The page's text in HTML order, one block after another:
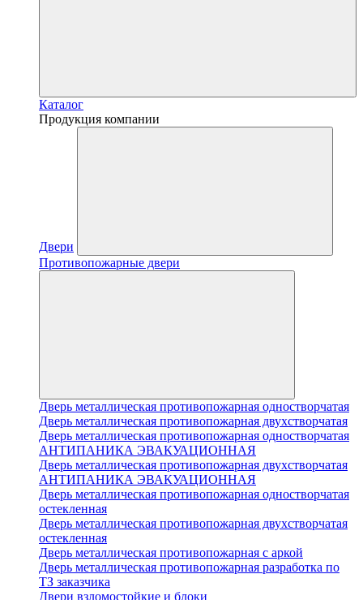
Каталог
Продукция компании
Двери
Противопожарные двери
Дверь металлическая противопожарная одностворчатая
Дверь металлическая противопожарная двухстворчатая
Дверь металлическая противопожарная одностворчатая
АНТИПАНИКА ЭВАКУАЦИОННАЯ
Дверь металлическая противопожарная двухстворчатая
АНТИПАНИКА ЭВАКУАЦИОННАЯ
Дверь металлическая противопожарная одностворчатая
остекленная
Дверь металлическая противопожарная двухстворчатая
остекленная
Дверь металлическая противопожарная с аркой
Дверь металлическая противопожарная разработка по
ТЗ заказчика
Двери взломостойкие и блоки